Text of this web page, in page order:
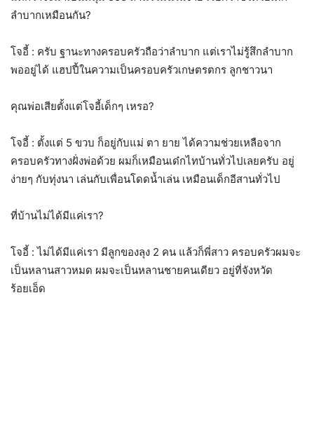
ลำบากเหมือนกัน?
โจอี้ : ครับ ฐานะทางครอบครัวถือว่าลำบาก แต่เราไม่รู้สึกลำบาก
พออยู่ได้ แฮปปี้ในความเป็นครอบครัวเกษตรตกร ลูกชาวนา
คุณพ่อเสียตั้งแต่โจอี้เด็กๆ เหรอ?
โจอี้ : ตั้งแต่ 5 ขวบ ก็อยู่กับแม่ ตา ยาย ได้ความช่วยเหลือจาก
ครอบครัวทางฝั่งพ่อด้วย ผมก็เหมือนเด๋กไทบ้านทั่วไปเลยครับ อยู่
ง่ายๆ กับทุ่งนา เล่นกับเพื่อนโดดน้ำเล่น เหมือนเด็กอีสานทั่วไป
ที่บ้านไม่ได้มีแค่เรา?
โจอี้ : ไม่ได้มีแค่เรา มีลูกของลุง 2 คน แล้วก็พี่สาว ครอบครัวผมจะ
เป็นหลานสาวหมด ผมจะเป็นหลานชายคนเดียว อยู่ที่จังหวัด
ร้อยเอ็ด